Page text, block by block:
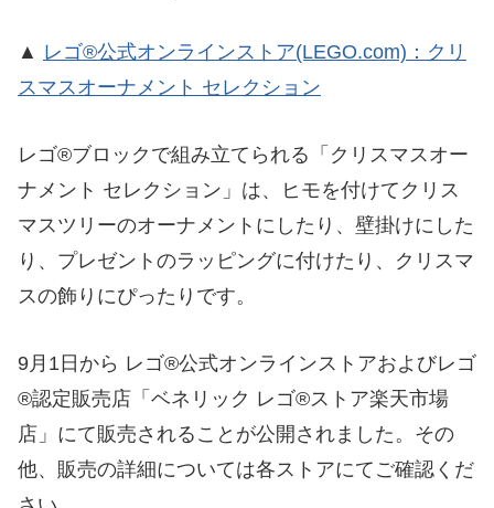
▲ レゴ®公式オンラインストア(LEGO.com)：クリ
スマスオーナメント セレクション
レゴ®ブロックで組み立てられる「クリスマスオー
ナメント セレクション」は、ヒモを付けてクリス
マスツリーのオーナメントにしたり、壁掛けにした
り、プレゼントのラッピングに付けたり、クリスマ
スの飾りにぴったりです。
9月1日から レゴ®公式オンラインストアおよびレゴ
®認定販売店「ベネリック レゴ®ストア楽天市場
店」にて販売されることが公開されました。その
他、販売の詳細については各ストアにてご確認くだ